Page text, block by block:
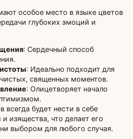
особое место в языке цветов
глубоких эмоций и
: Сердечный способ
: Идеально подходит для
священных моментов.
: Олицетворяет начало
всегда будет нести в себе
изящества, что делает его
выбором для любого случая.